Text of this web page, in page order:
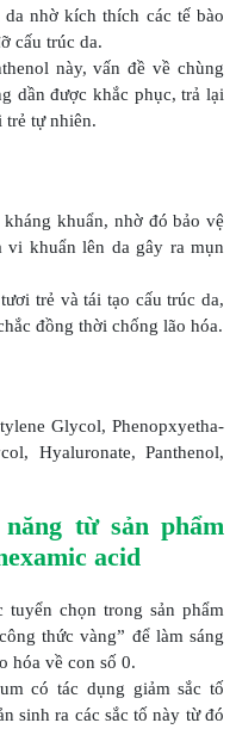
nhờ kích thích các tế bào
cấu trúc da.
này, vấn đề về chùng
dần được khắc phục, trả lại
trẻ tự nhiên.
khuẩn, nhờ đó bảo vệ
vi khuẩn lên da gây ra mụn
trẻ và tái tạo cấu trúc da,
đồng thời chống lão hóa.
Glycol, Phenopxyetha-
Hyaluronate, Panthenol,
từ sản phẩm
acid
tuyển chọn trong sản phẩm
thức vàng” để làm sáng
hóa về con số 0.
có tác dụng giảm sắc tố
sinh ra các sắc tố này từ đó